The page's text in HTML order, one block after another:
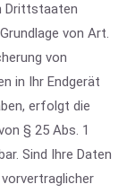
Drittstaaten
von Art.
von
in Ihr Endgerät
erfolgt die
§ 25 Abs. 1
Sind Ihre Daten